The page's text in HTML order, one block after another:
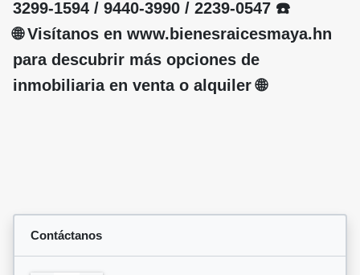
3299-1594 / 9440-3990 / 2239-0547 ☎️
🌐 Visítanos en www.bienesraicesmaya.hn
para descubrir más opciones de
inmobiliaria en venta o alquiler 🌐
Contáctanos